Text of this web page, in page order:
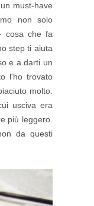
must-have
non solo
cosa che fa
step ti aiuta
e a darti un
l'ho trovato
molto.
usciva era
più leggero.
da questi